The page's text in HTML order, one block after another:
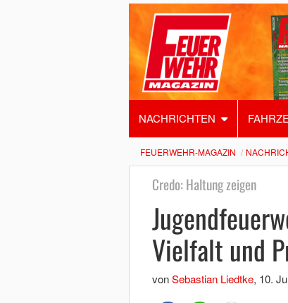
NACHRICHTEN
FEUERWEHR-MAGAZIN
Credo: Haltung zeigen
Vielfalt und
vonSebastian Liedtke, 10.